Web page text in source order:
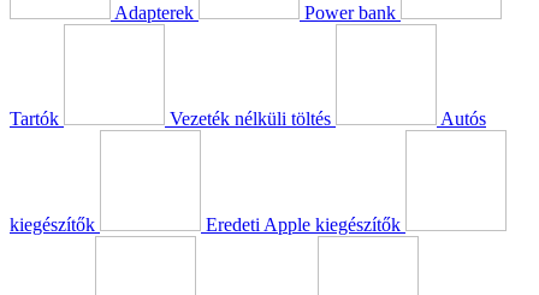
Adapterek Power bank
Tartók Vezeték nélküli töltés Autós
kiegészítők Eredeti Apple kiegészítők